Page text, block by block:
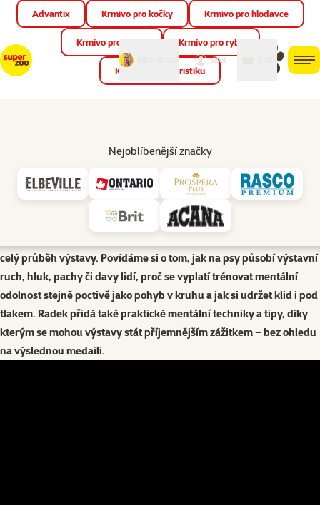
📱 Stáhněte si novou aplikaci Super zoo.Více informací
můj
účet
Advantix Krmivo pro kočky Krmivo pro hlodavce
Krmivo pro ptáky Krmivo pro ryby
Krmivo pro teraristiku
Nejoblíbenější značky
Dog Show Mind | Podcast Super zoo
velkou roli v něm hraje také psychika člověka i psa. Hostem
epizody je Mgr. Radek Blažo, předseda Klubu tibetských plemen,
poradce chovu a ambasador značky Amelum, který vysvětlí, jak se
celý průběh výstavy. Povídáme si o tom, jak na psy působí výstavní
ruch, hluk, pachy či davy lidí, proč se vyplatí trénovat mentální
odolnost stejně poctivě jako pohyb v kruhu a jak si udržet klid i pod
tlakem. Radek přidá také praktické mentální techniky a tipy, díky
kterým se mohou výstavy stát příjemnějším zážitkem – bez ohledu
na výslednou medaili.